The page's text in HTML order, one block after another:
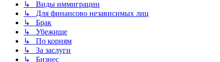
↳ Виды иммиграции
↳ Для финансово независимых лиц
↳ Брак
↳ Убежище
↳ По корням
↳ За заслуги
↳ Бизнес